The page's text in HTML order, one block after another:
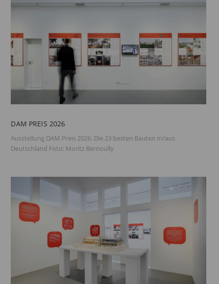
DAM PREIS 2026
Ausstellung DAM Preis 2026. Die 23 besten Bauten in/aus
Deutschland Foto: Moritz Bernoully